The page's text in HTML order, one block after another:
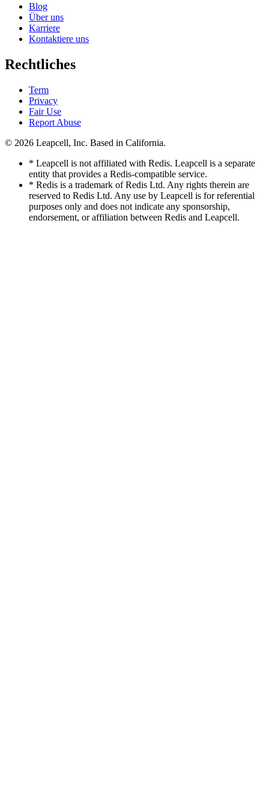
Blog
Über uns
Karriere
Kontaktiere uns
Rechtliches
Term
Privacy
Fair Use
Report Abuse
© 2026 Leapcell, Inc. Based in California.
* Leapcell is not affiliated with Redis. Leapcell is a separate
entity that provides a Redis-compatible service.
* Redis is a trademark of Redis Ltd. Any rights therein are
reserved to Redis Ltd. Any use by Leapcell is for referential
purposes only and does not indicate any sponsorship,
endorsement, or affiliation between Redis and Leapcell.